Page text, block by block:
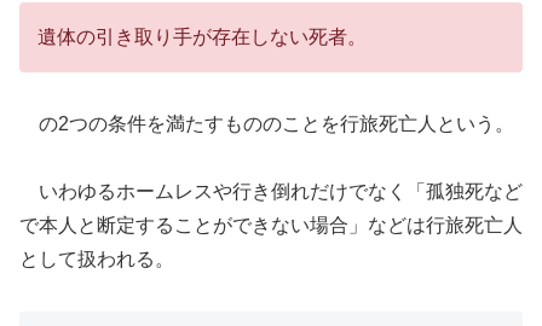
遺体の引き取り手が存在しない死者。
の2つの条件を満たすもののことを行旅死亡人という。
いわゆるホームレスや行き倒れだけでなく「孤独死など
で本人と断定することができない場合」などは行旅死亡人
として扱われる。